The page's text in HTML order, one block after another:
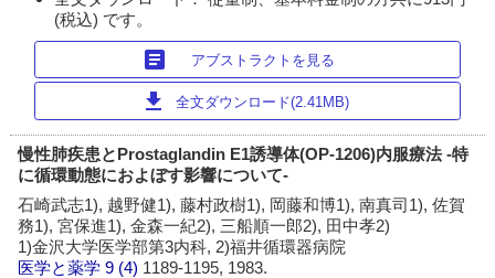
(税込) です。
article アブストラクトを見る
download 全文ダウンロード(2.41MB)
慢性肺疾患とProstaglandin E1誘導体(OP-1206)内服療法 -特
に循環動態におよぼす影響について-
石崎武志1), 越野健1), 藤村政樹1), 岡藤和博1), 南真司1), 佐賀
務1), 宮保進1), 金森一紀2), 三船順一郎2), 田中孝2)
1)金沢大学医学部第3内科, 2)福井循環器病院
医学と薬学 9 (4) 1189-1195, 1983.